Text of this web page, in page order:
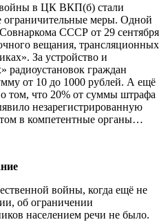
в ЦК ВКП(б) стали
ограничительные меры. Одной
СССР от 29 сентября
вещания, трансляционных
За устройство и
радиоустановок граждан
от 10 до 1000 рублей. А ещё
том, что 20% от суммы штрафа
незарегистрированную
в компетентные органы…
войны, когда ещё не
об ограничении
населением речи не было.